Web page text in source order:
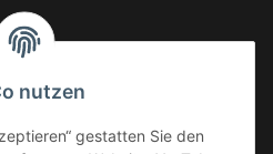
nutzen
gestatten Sie den